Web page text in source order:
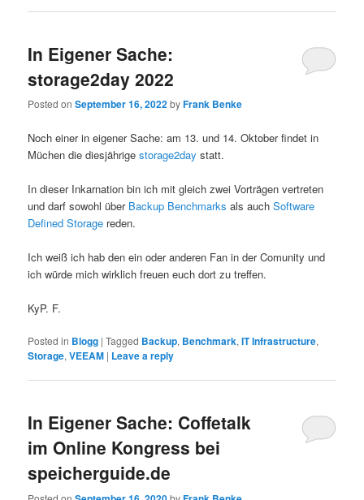
In Eigener Sache:
storage2day 2022
Posted onSeptember 16, 2022byFrank Benke
Noch einer in eigener Sache: am 13. und 14. Oktober findet in
Müchen die diesjährigestorage2day statt.
In dieser Inkarnation bin ich mit gleich zwei Vorträgen vertreten
und darf sowohl über Backup Benchmarks als auchSoftware
Defined Storage reden.
Ich weiß ich hab den ein oder anderen Fan in der Comunity und
ich würde mich wirklich freuen euch dort zu treffen.
KyP. F.
Posted in Blogg |Tagged Backup, Benchmark,IT Infrastructure,
Storage,VEEAM | Leave a reply
In Eigener Sache: Coffetalk
im Online Kongress bei
speicherguide.de